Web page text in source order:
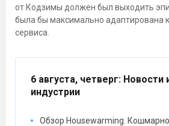
от Кодзимы должен был выходить
была бы максимально адаптирована
сервиса.
6 августа, четверг: Новости
индустрии
Обзор Housewarming.